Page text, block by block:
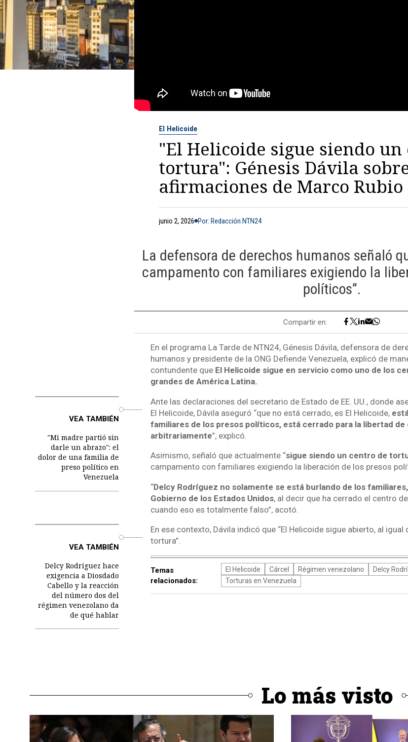
El Helicoide
"El Helicoide sigue siendo un
tortura": Génesis Dávila
afirmaciones de Marco Rubio
junio 2, 2026 Por: Redacción NTN24
La defensora de derechos humanos señaló
campamento con familiares exigiendo la
políticos”.
Compartir en:
En el programa La Tarde de NTN24, Génesis Dávila, defensora de
humanos y presidente de la ONG Defiende Venezuela, explicó de
contundente que El Helicoide sigue en servicio como uno de los
grandes de América Latina.
VEA TAMBIÉN
"Mi madre partió sin
darle un abrazo": el
dolor de una familia de
preso político en
Venezuela
Ante las declaraciones del secretario de Estado de EE. UU., donde
El Helicoide, Dávila aseguró “que no está cerrado, es El Helicoide,
familiares de los presos políticos, está cerrado para la libertad
arbitrariamente”, explicó.
Asimismo, señaló que actualmente “sigue siendo un centro de
campamento con familiares exigiendo la liberación de los presos
“Delcy Rodríguez no solamente se está burlando de los
Gobierno de los Estados Unidos, al decir que ha cerrado el centro
cuando eso es totalmente falso”, acotó.
VEA TAMBIÉN
Delcy Rodríguez hace
exigencia a Diosdado
Cabello y la reacción
del número dos del
régimen venezolano da
de qué hablar
En ese contexto, Dávila indicó que “El Helicoide sigue abierto, al
tortura”.
Temas
relacionados:
El Helicoide Cárcel Régimen venezolano Delcy
Torturas en Venezuela
Lo más visto